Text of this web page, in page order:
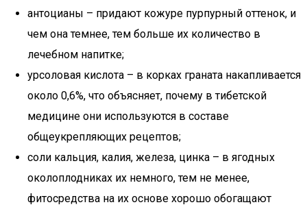
антоцианы – придают кожуре пурпурный оттенок, и
чем она темнее, тем больше их количество в
лечебном напитке;
урсоловая кислота – в корках граната накапливается
около 0,6%, что объясняет, почему в тибетской
медицине они используются в составе
общеукрепляющих рецептов;
соли кальция, калия, железа, цинка – в ягодных
околоплодниках их немного, тем не менее,
фитосредства на их основе хорошо обогащают